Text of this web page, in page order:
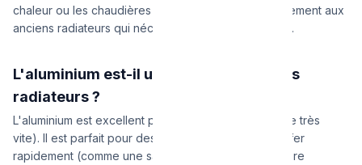
chaleur ou les chaudières à condensation), contrairement aux
anciens radiateurs qui nécessitaient de l'eau à 70°C.
L'aluminium est-il un bon choix pour des
radiateurs ?
L'aluminium est excellent pour sa réactivité (il chauffe très
vite). Il est parfait pour des pièces qu'on veut chauffer
rapidement (comme une salle de bain ou une chambre